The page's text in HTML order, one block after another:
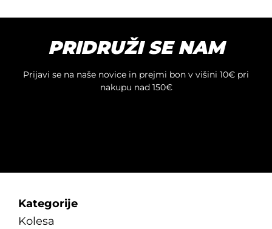
različic.
PRIDRUŽI SE NAM
Prijavi se na naše novice in prejmi bon v višini 10€ pri
nakupu nad 150€
Kategorije
Kolesa